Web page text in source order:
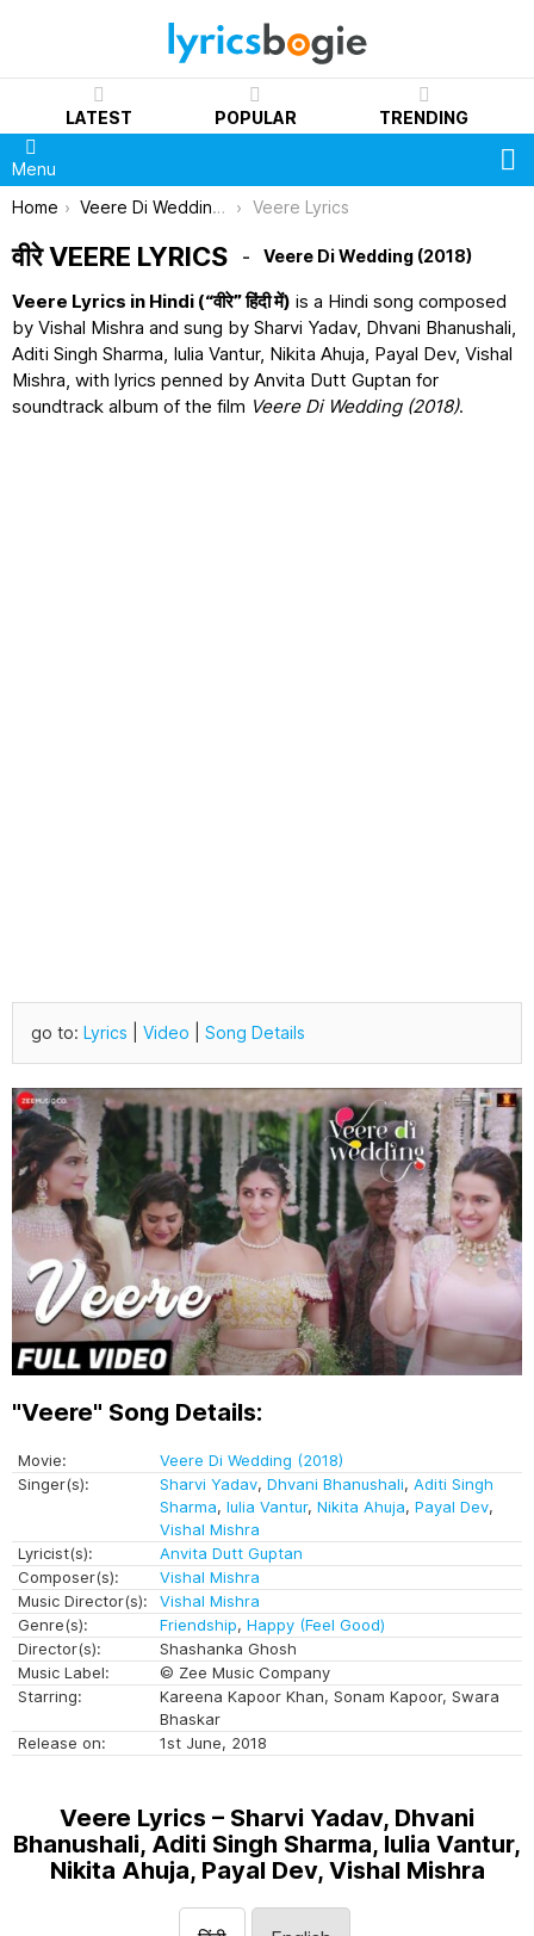
LATEST POPULAR TRENDING
Menu
You are here:
Home Veere Di Wedding (2018) Veere Lyrics
वीरे VEERE LYRICS Veere Di Wedding (2018)
Veere Lyrics in Hindi (“वीरे” हिंदी में) is a Hindi song composed
by Vishal Mishra and sung by Sharvi Yadav, Dhvani Bhanushali,
Aditi Singh Sharma, Iulia Vantur, Nikita Ahuja, Payal Dev, Vishal
Mishra, with lyrics penned by Anvita Dutt Guptan for
soundtrack album of the film Veere Di Wedding (2018).
go to: Lyrics Video Song Details
"Veere" Song Details:
Movie:
Veere Di Wedding (2018)
Singer(s):
Sharvi Yadav, Dhvani Bhanushali, Aditi Singh
Sharma, Iulia Vantur, Nikita Ahuja, Payal Dev,
Vishal Mishra
Lyricist(s):
Anvita Dutt Guptan
Composer(s):
Vishal Mishra
Music Director(s):
Vishal Mishra
Genre(s):
Friendship, Happy (Feel Good)
Director(s):
Shashanka Ghosh
Music Label:
© Zee Music Company
Starring:
Kareena Kapoor Khan, Sonam Kapoor, Swara
Bhaskar
Release on:
1st June, 2018
Veere Lyrics – Sharvi Yadav, Dhvani
Bhanushali, Aditi Singh Sharma, Iulia Vantur,
Nikita Ahuja, Payal Dev, Vishal Mishra